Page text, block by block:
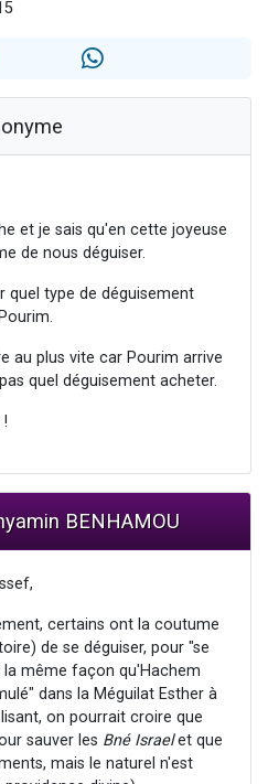
viennent de faire un don pour Sauvez la jambe de Yohan
musiques dans Torah-Box Music
29 personnes viennent de demander une bénédiction
et je sais qu'en cette joyeuse
de nous déguiser.
quel type de déguisement
au plus vite car Pourim arrive
quel déguisement acheter.
BENHAMOU
certains ont la coutume
de se déguiser, pour "se
la même façon qu'Hachem
dans la Méguilat Esther à
on pourrait croire que
sauver les Bné Israelet que
mais le naturel n'est